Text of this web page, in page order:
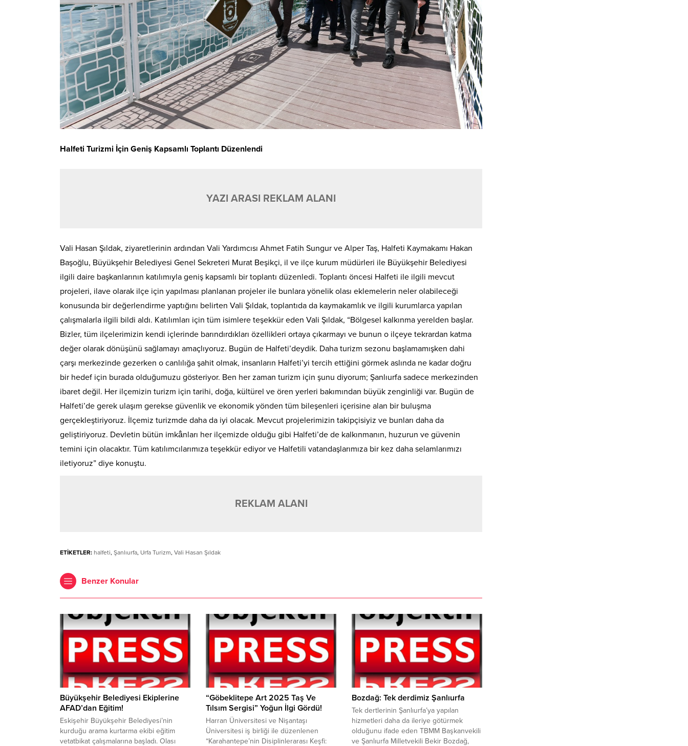
Halfeti Turizmi İçin Geniş Kapsamlı Toplantı Düzenlendi
YAZI ARASI REKLAM ALANI
Vali Hasan Şıldak, ziyaretlerinin ardından Vali Yardımcısı Ahmet Fatih Sungur ve Alper Taş, Halfeti Kaymakamı Hakan
Başoğlu, Büyükşehir Belediyesi Genel Sekreteri Murat Beşikçi, il ve ilçe kurum müdürleri ile Büyükşehir Belediyesi
ilgili daire başkanlarının katılımıyla geniş kapsamlı bir toplantı düzenledi. Toplantı öncesi Halfeti ile ilgili mevcut
projeleri, ilave olarak ilçe için yapılması planlanan projeler ile bunlara yönelik olası eklemelerin neler olabileceği
konusunda bir değerlendirme yaptığını belirten Vali Şıldak, toplantıda da kaymakamlık ve ilgili kurumlarca yapılan
çalışmalarla ilgili bildi aldı. Katılımları için tüm isimlere teşekkür eden Vali Şıldak, “Bölgesel kalkınma yerelden başlar.
Bizler, tüm ilçelerimizin kendi içlerinde barındırdıkları özellikleri ortaya çıkarmayı ve bunun o ilçeye tekrardan katma
değer olarak dönüşünü sağlamayı amaçlıyoruz. Bugün de Halfeti’deydik. Daha turizm sezonu başlamamışken dahi
çarşı merkezinde gezerken o canlılığa şahit olmak, insanların Halfeti’yi tercih ettiğini görmek aslında ne kadar doğru
bir hedef için burada olduğumuzu gösteriyor. Ben her zaman turizm için şunu diyorum; Şanlıurfa sadece merkezinden
ibaret değil. Her ilçemizin turizm için tarihi, doğa, kültürel ve ören yerleri bakımından büyük zenginliği var. Bugün de
Halfeti’de gerek ulaşım gerekse güvenlik ve ekonomik yönden tüm bileşenleri içerisine alan bir buluşma
gerçekleştiriyoruz. İlçemiz turizmde daha da iyi olacak. Mevcut projelerimizin takipçisiyiz ve bunları daha da
geliştiriyoruz. Devletin bütün imkânları her ilçemizde olduğu gibi Halfeti’de de kalkınmanın, huzurun ve güvenin
temini için olacaktır. Tüm katılımcılarımıza teşekkür ediyor ve Halfetili vatandaşlarımıza bir kez daha selamlarımızı
iletiyoruz” diye konuştu.
REKLAM ALANI
ETİKETLER: halfeti, Şanlıurfa, Urfa Turizm, Vali Hasan Şıldak
Benzer Konular
Büyükşehir Belediyesi Ekiplerine
AFAD’dan Eğitim!
Eskişehir Büyükşehir Belediyesi’nin
kurduğu arama kurtarma ekibi eğitim
vetatbikat çalışmalarına başladı. Olası
“Göbeklitepe Art 2025 Taş Ve
Tılsım Sergisi” Yoğun İlgi Gördü!
Harran Üniversitesi ve Nişantaşı
Üniversitesi iş birliği ile düzenlenen
“Karahantepe’nin Disiplinlerarası Keşfi:
Bozdağ: Tek derdimiz Şanlıurfa
Tek dertlerinin Şanlıurfa’ya yapılan
hizmetleri daha da ileriye götürmek
olduğunu ifade eden TBMM Başkanvekili
ve Şanlıurfa Milletvekili Bekir Bozdağ,